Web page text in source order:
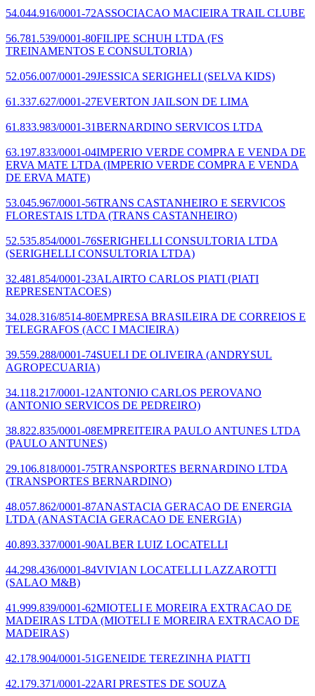
54.044.916/0001-72ASSOCIACAO MACIEIRA TRAIL CLUBE
56.781.539/0001-80FILIPE SCHUH LTDA (FS
TREINAMENTOS E CONSULTORIA)
52.056.007/0001-29JESSICA SERIGHELI (SELVA KIDS)
61.337.627/0001-27EVERTON JAILSON DE LIMA
61.833.983/0001-31BERNARDINO SERVICOS LTDA
63.197.833/0001-04IMPERIO VERDE COMPRA E VENDA DE
ERVA MATE LTDA (IMPERIO VERDE COMPRA E VENDA
DE ERVA MATE)
53.045.967/0001-56TRANS CASTANHEIRO E SERVICOS
FLORESTAIS LTDA (TRANS CASTANHEIRO)
52.535.854/0001-76SERIGHELLI CONSULTORIA LTDA
(SERIGHELLI CONSULTORIA LTDA)
32.481.854/0001-23ALAIRTO CARLOS PIATI (PIATI
REPRESENTACOES)
34.028.316/8514-80EMPRESA BRASILEIRA DE CORREIOS E
TELEGRAFOS (ACC I MACIEIRA)
39.559.288/0001-74SUELI DE OLIVEIRA (ANDRYSUL
AGROPECUARIA)
34.118.217/0001-12ANTONIO CARLOS PEROVANO
(ANTONIO SERVICOS DE PEDREIRO)
38.822.835/0001-08EMPREITEIRA PAULO ANTUNES LTDA
(PAULO ANTUNES)
29.106.818/0001-75TRANSPORTES BERNARDINO LTDA
(TRANSPORTES BERNARDINO)
48.057.862/0001-87ANASTACIA GERACAO DE ENERGIA
LTDA (ANASTACIA GERACAO DE ENERGIA)
40.893.337/0001-90ALBER LUIZ LOCATELLI
44.298.436/0001-84VIVIAN LOCATELLI LAZZAROTTI
(SALAO M&B)
41.999.839/0001-62MIOTELI E MOREIRA EXTRACAO DE
MADEIRAS LTDA (MIOTELI E MOREIRA EXTRACAO DE
MADEIRAS)
42.178.904/0001-51GENEIDE TEREZINHA PIATTI
42.179.371/0001-22ARI PRESTES DE SOUZA